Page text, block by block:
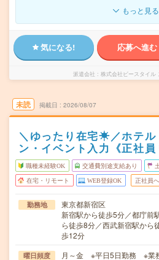
もっと見る
気になる! 応募へ進む
派遣会社 株式会社ビースタイル
未読 掲載日 2026/08/07
＼ゆったり在宅☀／ホテ
ン・イベント入力《正社員
職種未経験OK 交通費別途支給あり
在宅・リモート WEB登録OK 正社員
勤務地
東京都新宿区
新宿駅から徒歩5分／都庁前
ら徒歩8分／西武新宿駅から
歩12分
曜日頻度
月～金 ※平日5日勤務 ※業